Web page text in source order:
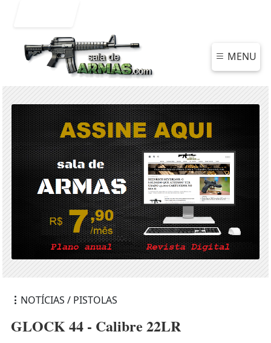
MENU
NOTÍCIAS / PISTOLAS
GLOCK 44 - Calibre 22LR